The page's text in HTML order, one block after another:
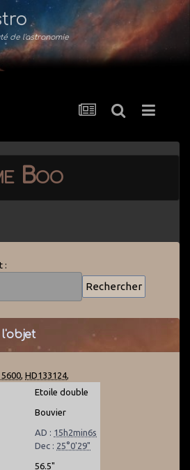
de l'astronomie
Boo
:
5600, HD133124,
Etoile double
Bouvier
AD : 15h2min6s
Dec : 25°0'29"
56.5"